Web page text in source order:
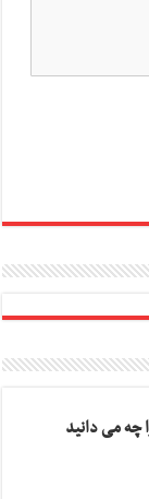
چه می دانید